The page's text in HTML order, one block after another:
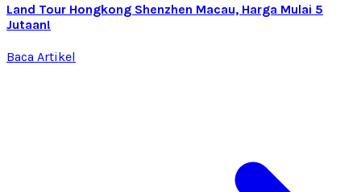
Land Tour Hongkong Shenzhen Macau, Harga Mulai 5
Jutaan!
Baca Artikel